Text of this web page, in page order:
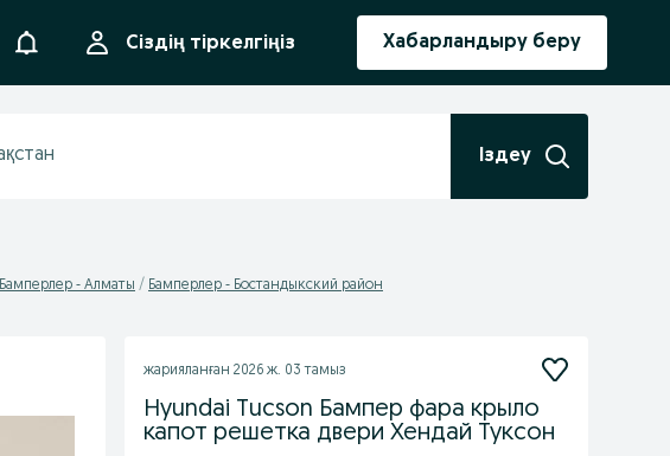
АқпараттандыруСіздің тіркелгіңіз Хабарландыру беру
Іздеу
Бамперлер - Алматы Бамперлер - Бостандыкский район
жарияланған 2026 ж. 03 тамыз
Hyundai Tucson Бампер фара крыло
капот решетка двери Хендай Туксон